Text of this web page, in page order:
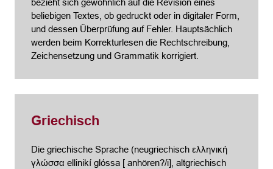
bezieht sich gewöhnlich auf die Revision eines
beliebigen Textes, ob gedruckt oder in digitaler Form,
und dessen Überprüfung auf Fehler. Hauptsächlich
werden beim Korrekturlesen die Rechtschreibung,
Zeichensetzung und Grammatik korrigiert.
Griechisch
Die griechische Sprache (neugriechisch ελληνική
γλώσσα ellinikí glóssa [ anhören?/i], altgriechisch